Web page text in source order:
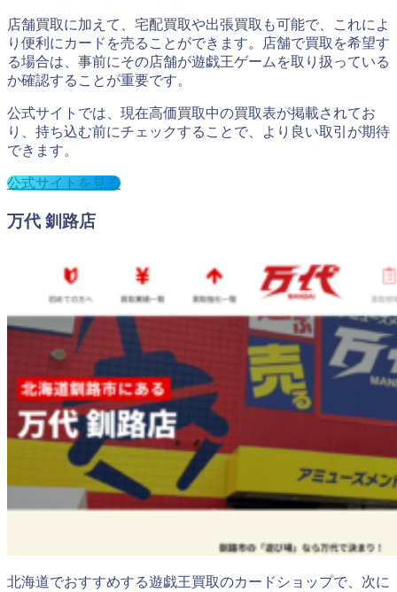
店舗買取に加えて、宅配買取や出張買取も可能で、これによ
り便利にカードを売ることができます。店舗で買取を希望す
る場合は、事前にその店舗が遊戯王ゲームを取り扱っている
か確認することが重要です。
公式サイトでは、現在高価買取中の買取表が掲載されてお
り、持ち込む前にチェックすることで、より良い取引が期待
できます。
公式サイトを見る
万代 釧路店
北海道でおすすめする遊戯王買取のカードショップで、次に